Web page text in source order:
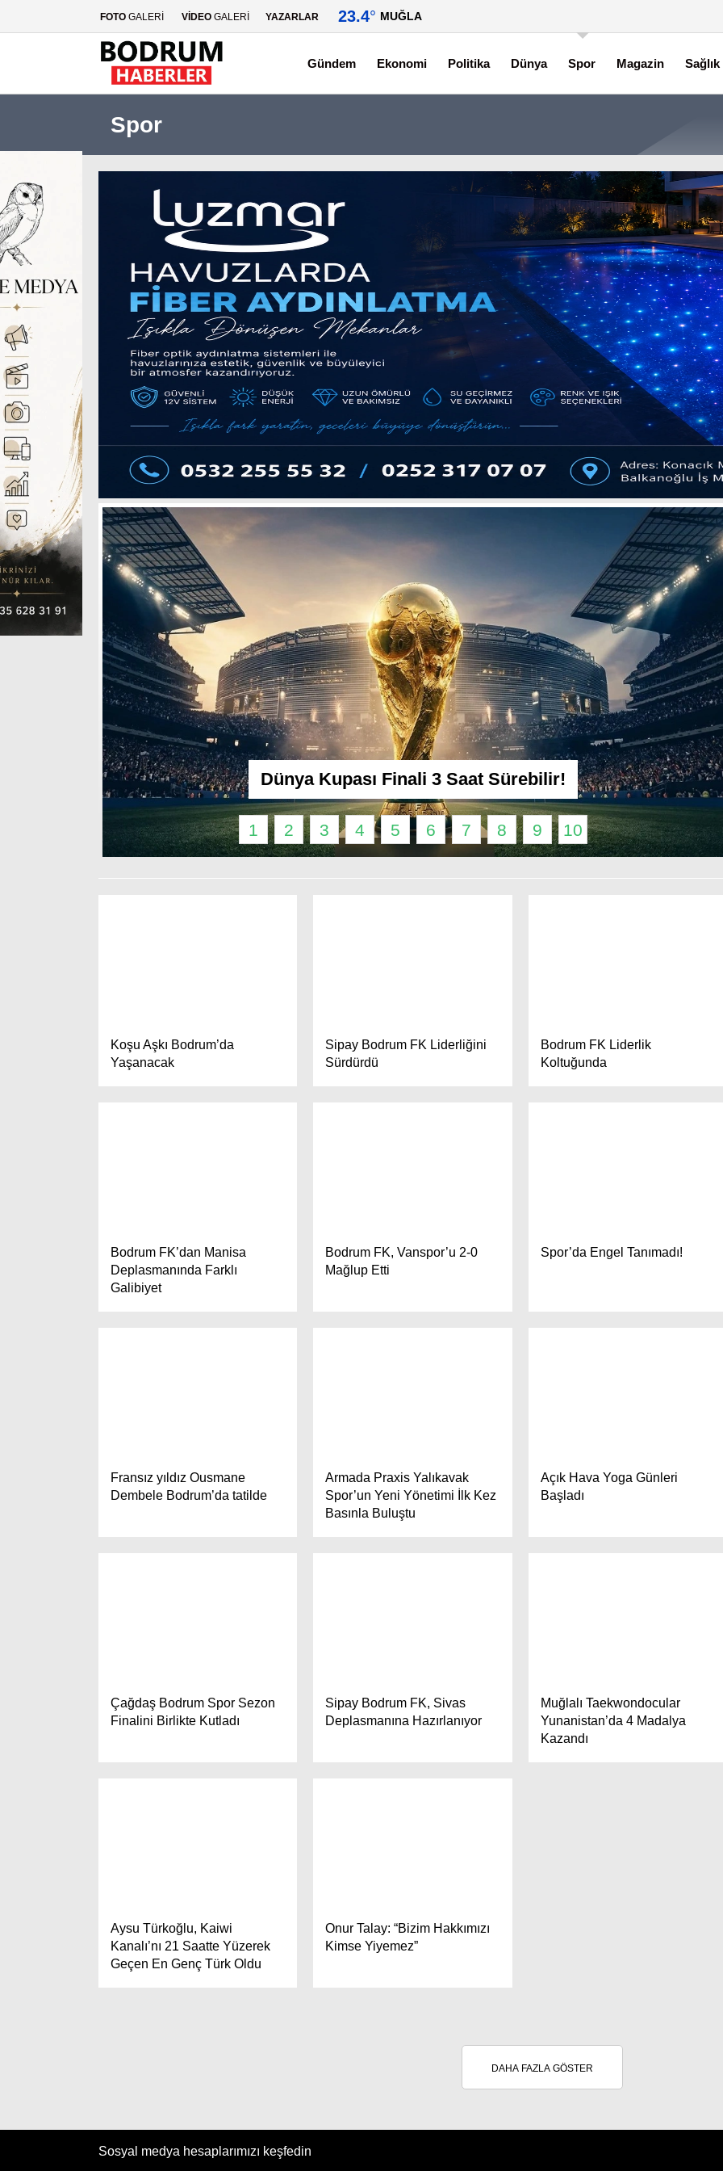
FOTO GALERİ VİDEO GALERİ YAZARLAR 23.4° MUĞLA
Gündem Ekonomi Politika Dünya Spor Magazin Sağlık
Spor
Dünya Kupası Finali 3 Saat Sürebilir!
1 2 3 4 5 6 7 8 9 10
Koşu Aşkı Bodrum’da
Yaşanacak
Sipay Bodrum FK Liderliğini
Sürdürdü
Bodrum FK Liderlik
Koltuğunda
Bodrum FK’dan Manisa
Deplasmanında Farklı
Galibiyet
Bodrum FK, Vanspor’u 2-0
Mağlup Etti
Spor’da Engel Tanımadı!
Fransız yıldız Ousmane
Dembele Bodrum’da tatilde
Armada Praxis Yalıkavak
Spor’un Yeni Yönetimi İlk Kez
Basınla Buluştu
Açık Hava Yoga Günleri
Başladı
Çağdaş Bodrum Spor Sezon
Finalini Birlikte Kutladı
Sipay Bodrum FK, Sivas
Deplasmanına Hazırlanıyor
Muğlalı Taekwondocular
Yunanistan’da 4 Madalya
Kazandı
Aysu Türkoğlu, Kaiwi
Kanalı’nı 21 Saatte Yüzerek
Geçen En Genç Türk Oldu
Onur Talay: “Bizim Hakkımızı
Kimse Yiyemez”
DAHA FAZLA GÖSTER
Sosyal medya hesaplarımızı keşfedin